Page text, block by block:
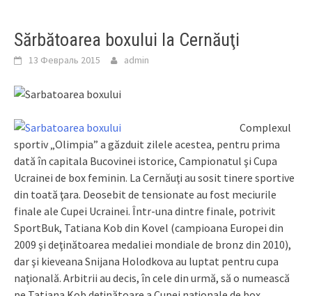
Sărbătoarea boxului la Cernăuţi
13 Февраль 2015 admin
Complexul
sportiv „Olimpia” a găzduit zilele acestea, pentru prima
dată în capitala Bucovinei istorice, Campionatul şi Cupa
Ucrainei de box feminin. La Cernăuţi au sosit tinere sportive
din toată ţara. Deosebit de tensionate au fost meciurile
finale ale Cupei Ucrainei. Într-una dintre finale, potrivit
SportBuk, Tatiana Kob din Kovel (campioana Europei din
2009 şi deţinătoarea medaliei mondiale de bronz din 2010),
dar şi kieveana Snijana Holodkova au luptat pentru cupa
naţională. Arbitrii au decis, în cele din urmă, să o numească